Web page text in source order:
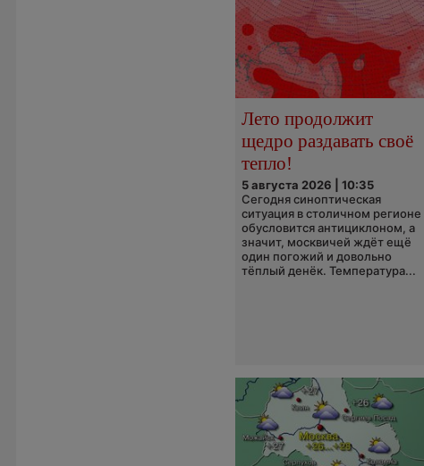
Лето продолжит
щедро раздавать своё
тепло!
5 августа 2026 | 10:35
Сегодня синоптическая
ситуация в столичном регионе
обусловится антициклоном, а
значит, москвичей ждёт ещё
один погожий и довольно
тёплый денёк. Температура...